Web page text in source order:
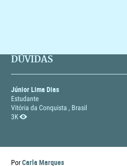
DÚVIDAS
Júnior Lima Dias
Estudante
Vitória da Conquista , Brasil
3K
PorCarla Marques